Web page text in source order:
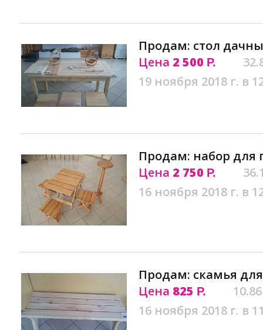
Продам: стол
Цена 2 500 Р.
19 ноября 2018 г. в
Продам: набор для
Цена 2 750 Р.
16 ноября 2018 г. в
Продам: скамья
Цена 825 Р.
16 ноября 2018 г. в